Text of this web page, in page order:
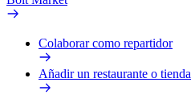
Colaborar como repartidor
Añadir un restaurante o tienda